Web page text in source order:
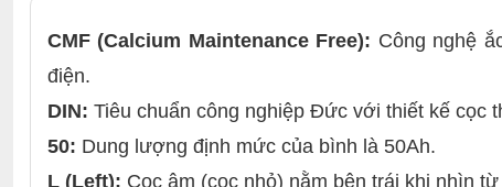
CMF (Calcium Maintenance Free): Công nghệ
điện.
DIN: Tiêu chuẩn công nghiệp Đức với thiết kế cọc
50: Dung lượng định mức của bình là 50Ah.
L (Left): Cọc âm (cọc nhỏ) nằm bên trái khi nhìn